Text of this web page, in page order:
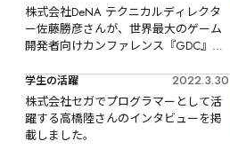
株式会社DeNA テクニカルディレクタ
ー佐藤勝彦さんが、世界最大のゲーム
開発者向けカンファレンス『GDC』に
学生の活躍
2022.3.30
株式会社セガでプログラマーとして活
躍する高橋陸さんのインタビューを掲
載しました。